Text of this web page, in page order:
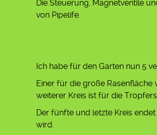
Die Steuerung, Magnetventile
von Pipelife.
Ich habe für den Garten nun 5
Einer für die große Rasenfläche
weiterer Kreis ist für die
Der fünfte und letzte Kreis
wird.